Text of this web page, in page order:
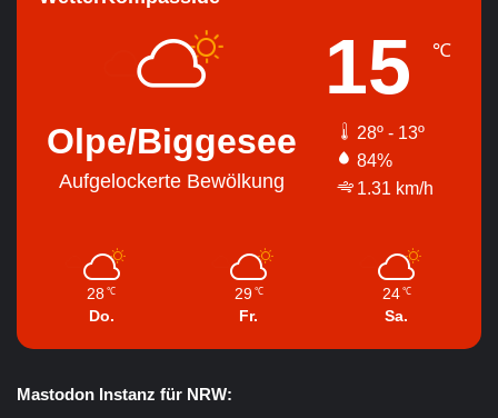
Olpe/Biggesee
Aufgelockerte Bewölkung
15 ℃
28º - 13º
84%
1.31 km/h
28 ℃
Do.
29 ℃
Fr.
24 ℃
Sa.
Mastodon Instanz für NRW: